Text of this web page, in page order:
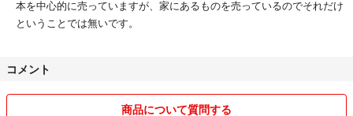
本を中心的に売っていますが、家にあるものを売っているのでそれだけ
ということでは無いです。
コメント
商品について質問する